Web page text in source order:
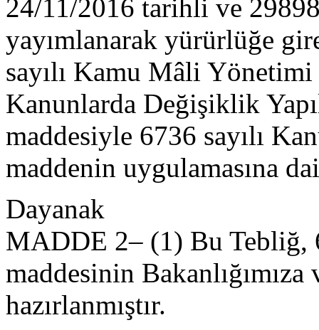
24/11/2016 tarihli ve 29898
yayımlanarak yürürlüğe
sayılı Kamu Mâli
Kanunlarda Değişiklik
maddesiyle 6736 sayılı
maddenin uygulamasına
Dayanak
MADDE 2– (1) Bu Tebliğ,
maddesinin
hazırlanmıştır.